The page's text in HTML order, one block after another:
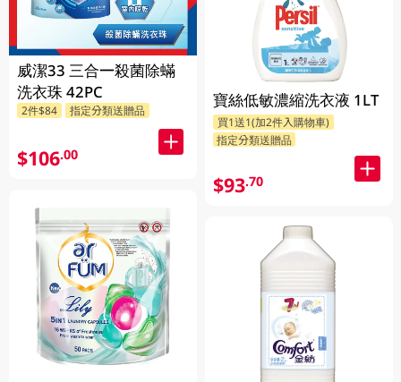
威潔33 三合一殺菌除蟎
洗衣珠 42PC
2件$84 指定分類送贈品
$106.00
寶絲低敏濃縮洗衣液 1LT
買1送1(加2件入購物車)
指定分類送贈品
$93.70